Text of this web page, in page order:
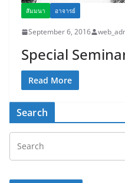
สัมมนา อาจารย์
September 6, 2016
Special
Read More
Search